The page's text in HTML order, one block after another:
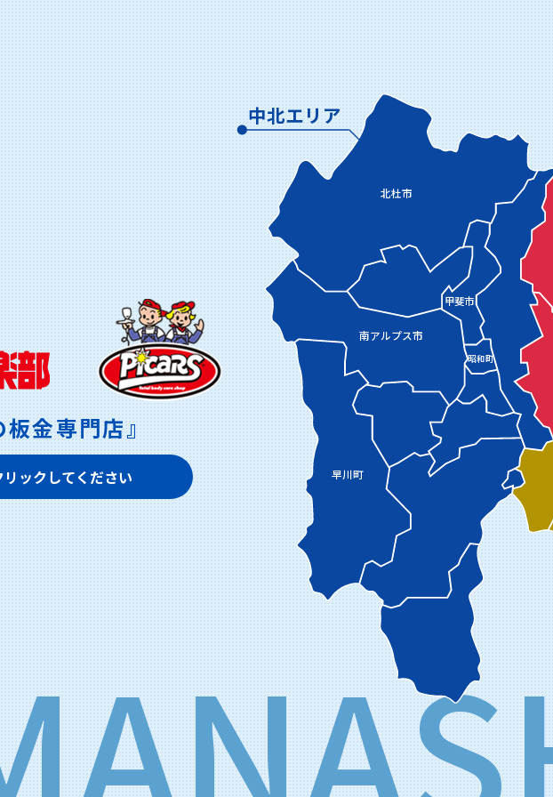
金専門店』
ックしてください
中北エリア
北杜市
甲斐市
昭和町
南アルプス市
早川町